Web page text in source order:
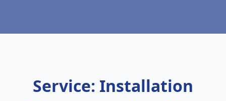
Service: Installation